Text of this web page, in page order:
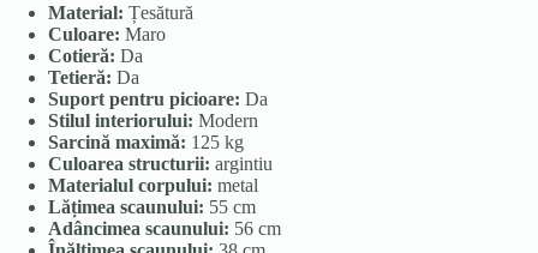
Material: Țesătură
Culoare: Maro
Cotieră: Da
Tetieră: Da
Suport pentru picioare: Da
Stilul interiorului: Modern
Sarcină maximă: 125 kg
Culoarea structurii: argintiu
Materialul corpului: metal
Lățimea scaunului: 55 cm
Adâncimea scaunului: 56 cm